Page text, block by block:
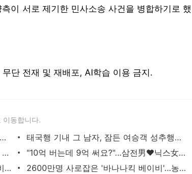
이 서로 제기한 민사소송 사건을 병합하기로 했
단 전재 및 재배포, AI학습 이용 금지.
이동합니다.
"호텔서 상간남과 스킨십 나눈 시누이 목격…제 남편이 입 다물라 하네요"
태국행 기내 그 남자, 잠든 여승객 성추행…"바지에 체액까지 묻었다"
허지웅 "우리가 지지했던 인간들이 이 꼴 만들어"…형소법 개정안에 발끈
"10억 버는데 9억 써요?"…삼전男♥닉스女 3:3 단체소개팅 예능 화제
유하진, 민낯도 반짝반짝…'14세 연상 예비남편' 강균성이 반한 청순 미모 [N샷]
2600만명 사로잡은 '바나나킥 베이비'…농심의 깜짝 선물